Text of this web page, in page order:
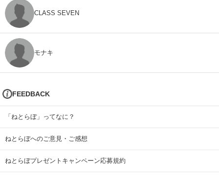
CLASS SEVEN
モナキ
FEEDBACK
「ねとらぼ」ってなに？
ねとらぼへのご意見・ご感想
ねとらぼプレゼントキャンペーン応募規約